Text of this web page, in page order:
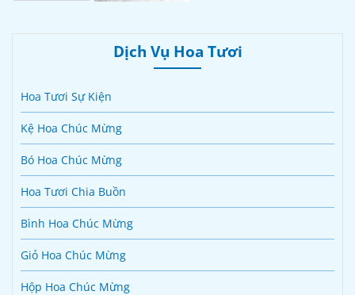
Dịch Vụ Hoa Tươi
Hoa Tươi Sự Kiện
Kệ Hoa Chúc Mừng
Bó Hoa Chúc Mừng
Hoa Tươi Chia Buồn
Bình Hoa Chúc Mừng
Giỏ Hoa Chúc Mừng
Hộp Hoa Chúc Mừng